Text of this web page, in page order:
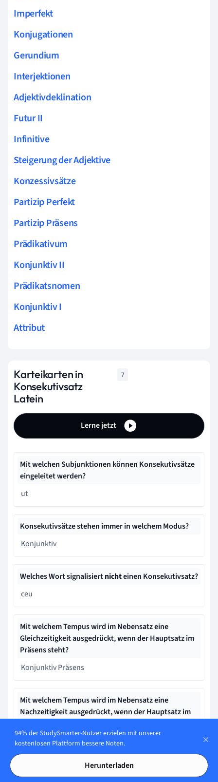
Imperfekt
Konjugationen
Gerundium
Interjektionen
Adjektivdeklination
Futur II
Infinitive
Steigerung der Adjektive
Konzessivsätze
Partizip Perfekt
Partizip Präsens
Prädikativum
Konjunktiv II
Prädikatsnomen
Konjunktiv I
Attribut
Karteikarten in
Konsekutivsatz
Latein
7
Lerne jetzt
Mit welchen Subjunktionen können Konsekutivsätze
eingeleitet werden?
ut
Konsekutivsätze stehen immer in welchem Modus?
Konjunktiv
Welches Wort signalisiertnichteinen Konsekutivsatz?
ceu
Mit welchem Tempus wird im Nebensatz eine
Gleichzeitigkeit ausgedrückt, wenn der Hauptsatz im
Präsens steht?
Konjunktiv Präsens
Mit welchem Tempus wird im Nebensatz eine
Nachzeitigkeit ausgedrückt, wenn der Hauptsatz im
Konjunktiv Perfekt
Mit welchem Tempus wird im Nebensatz eine
94% der StudySmarter-Nutzer erzielen mit unserer
kostenlosen Plattform bessere Noten.
Herunterladen